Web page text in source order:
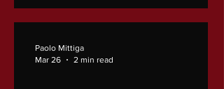
Paolo Mittiga
Mar 26
2 min read